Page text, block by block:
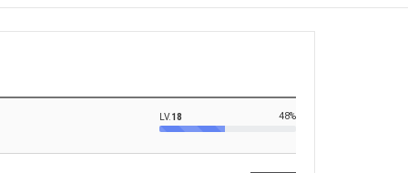
LV.18 48%